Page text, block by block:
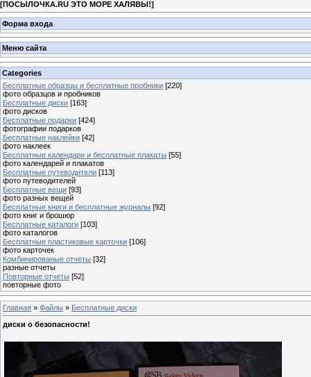
[ПОСЫЛОЧКА.RU ЭТО МОРЕ ХАЛЯВЫ!]
Форма входа
Меню сайта
Categories
Бесплатные образцы и бесплатные пробники [220]
фото образцов и пробников
Бесплатные диски [163]
фото дисков
Бесплатные подарки [424]
фотографии подарков
Бесплатные наклейки [42]
фото наклеек
Бесплатные календари и бесплатные плакаты [55]
фото календарей и плакатов
Бесплатные путеводители [113]
фото путеводителей
Бесплатные вещи [93]
фото разных вещей
Бесплатные книги и бесплатные журналы [92]
фото книг и брошюр
Бесплатные каталоги [103]
фото каталогов
Бесплатные пластиковые карточки [106]
фото карточек
Комбинированые отчеты [32]
разные отчеты
Повторные отчеты [52]
повторные фото
Главная » Файлы » Бесплатные диски
диски о безопасности!